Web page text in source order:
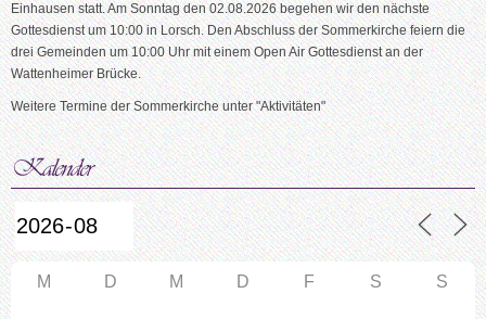
Einhausen statt. Am Sonntag den 02.08.2026 begehen wir den nächste
Gottesdienst um 10:00 in Lorsch. Den Abschluss der Sommerkirche feiern die
drei Gemeinden um 10:00 Uhr mit einem Open Air Gottesdienst an der
Wattenheimer Brücke.
Weitere Termine der Sommerkirche unter "Aktivitäten"
M D M D F S S